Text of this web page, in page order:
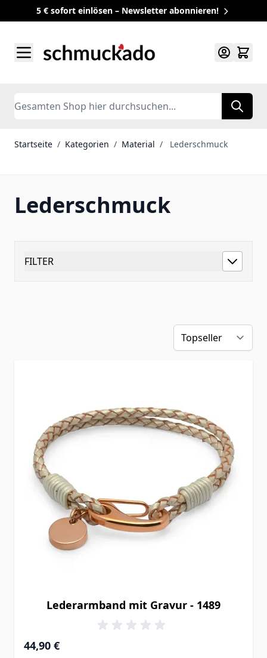
5 € sofort einlösen – Newsletter abonnieren!
Search
Startseite / Kategorien / Material / Lederschmuck
Lederschmuck
FILTER
Lederarmband mit Gravur - 1489
44,90 €